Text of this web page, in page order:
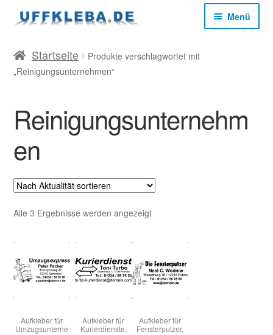
Zur
Navigation
Zum
Inhalt
Menü
Start
Datenschutz
Impressum
Kasse
Versandkosten
Startseite
Produkte verschlagwortet mit
„Reinigungsunternehmen“
Reinigungsunternehm
en
Alle 3 Ergebnisse werden angezeigtNach
Aufkleber für
Umzugsunterne
Aufkleber für
Kurierdienste,
Aufkleber für
Fensterputzer,